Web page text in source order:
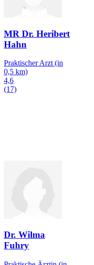
MR Dr. Heribert
Hahn
Praktischer Arzt (in
0,5 km)
4,6
(17)
Dr. Wilma
Fuhry